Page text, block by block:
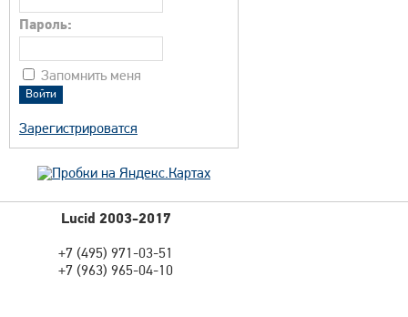
Пароль:
Запомнить меня
Зарегистрироватся
Lucid 2003-2017
+7 (495) 971-03-51
+7 (963) 965-04-10